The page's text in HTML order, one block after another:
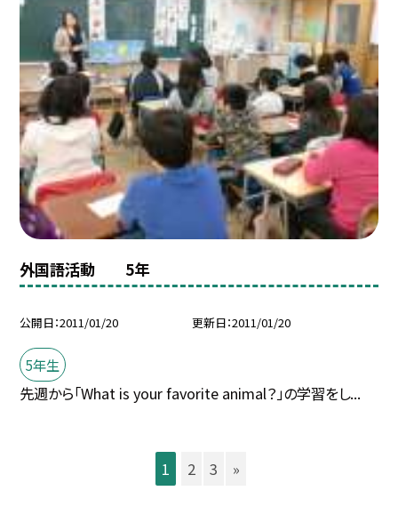
外国語活動 5年
公開日 2011/01/20 更新日 2011/01/20
5年生
先週から「What is your favorite animal？」の学習をし...
1 2 3 »